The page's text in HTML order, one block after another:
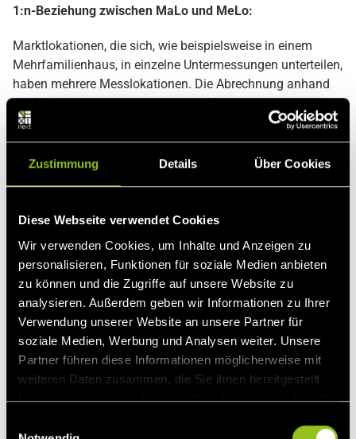
Zustimmung Details Über Cookies
Diese Webseite verwendet Cookies
Wir verwenden Cookies, um Inhalte und Anzeigen zu
personalisieren, Funktionen für soziale Medien anbieten
zu können und die Zugriffe auf unsere Website zu
analysieren. Außerdem geben wir Informationen zu Ihrer
Verwendung unserer Website an unsere Partner für
soziale Medien, Werbung und Analysen weiter. Unsere
Partner führen diese Informationen möglicherweise mit
weiteren Daten zusammen, die Sie ihnen bereitgestellt
haben oder die sie im Rahmen Ihrer Nutzung der Dienste
1:n-Beziehung zwischen MaLo und MeLo:
Marktlokationen, die sich, wie beispielsweise in einem
Mehrfamilienhaus, in einzelne Untermessungen unterteilen,
haben mehrere Messlokationen. Die Abrechnung anhand
der Messungen aus den einzelnen Messlokationen der
Marktlokation erfolgt durch den Netzbetreiber.
n:1-Beziehung zwischen MaLo und MeLo:
Diese Konstellation entsteht, wenn in Messlokationen ein
verbraucht, ein Beispiel: Die zuvor genannte Schule
installiert eine PV-Anlage auf ihrem Sporthallendach. In
diesem Fall muss für sowohl für den Verbrauch als auch
für die Einspeisung eine eigene MaLo-ID erzeugt werden –
über die „Verbrauchs“-MaLo-ID wird der Stromverbrauch
der Schule abgerechnet, die „Einspeise“-MaLo-ID die PV-
Einspeisungen vom Sporthallendach.